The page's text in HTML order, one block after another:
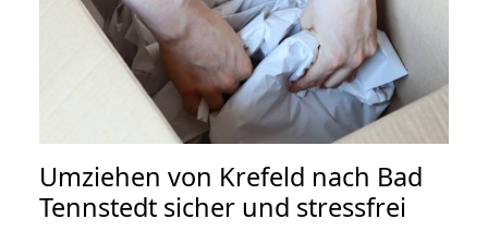
Umziehen von Krefeld nach Bad
Tennstedt sicher und stressfrei